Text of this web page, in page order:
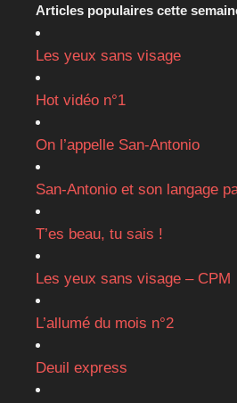
Articles populaires cette
Les yeux sans visage
Hot vidéo n°1
On l’appelle San-Antonio
San-Antonio et son langage
T’es beau, tu sais !
Les yeux sans visage – CPM
L’allumé du mois n°2
Deuil express